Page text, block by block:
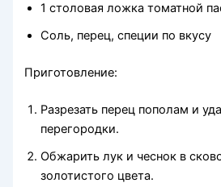
1 столовая ложка томатной
Соль, перец, специи по вкусу
Приготовление:
Разрезать перец пополам и
перегородки.
Обжарить лук и чеснок в
золотистого цвета.